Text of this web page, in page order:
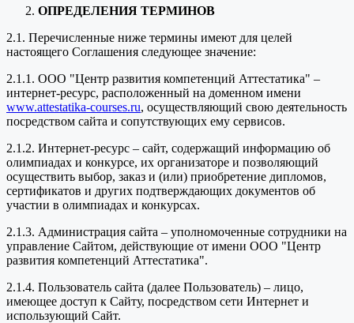
ОПРЕДЕЛЕНИЯ ТЕРМИНОВ
2.1. Перечисленные ниже термины имеют для целей
настоящего Соглашения следующее значение:
2.1.1. ООО "Центр развития компетенций Аттестатика" –
интернет-ресурс, расположенный на доменном имени
www.attestatika-courses.ru, осуществляющий свою деятельность
посредством сайта и сопутствующих ему сервисов.
2.1.2. Интернет-ресурс – сайт, содержащий информацию об
олимпиадах и конкурсе, их организаторе и позволяющий
осуществить выбор, заказ и (или) приобретение дипломов,
сертификатов и других подтверждающих документов об
участии в олимпиадах и конкурсах.
2.1.3. Администрация сайта – уполномоченные сотрудники на
управление Сайтом, действующие от имени ООО "Центр
развития компетенций Аттестатика".
2.1.4. Пользователь сайта (далее Пользователь) – лицо,
имеющее доступ к Сайту, посредством сети Интернет и
использующий Сайт.